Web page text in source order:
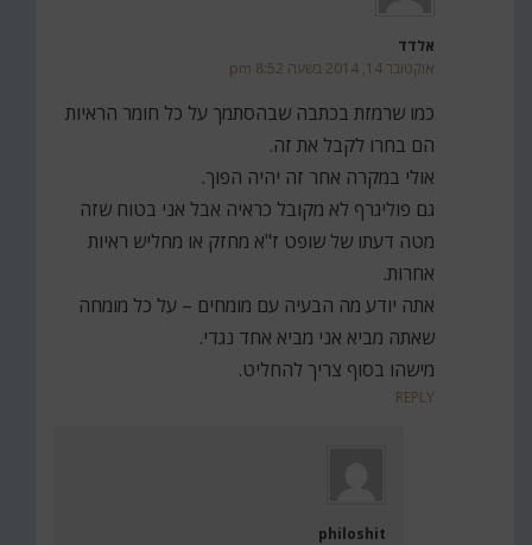
אלדד
אוקטובר 14, 2014 בשעה 8:52 pm
כמו שרמזת בכתבה שבהסתמך על כל חומר הראיות
הם בחרו לקבל את זה.
אולי במקרה אחר זה יהיה הפוך.
גם פוליגרף לא מקובל כראיה אבל אני בטוח שזה
מטה דעתו של שופט ז"א מחזק או מחליש ראיות
אחרות.
אתה יודע מה הבעיה עם מומחים – על כל מומחה
שאתה מביא אני מביא אחד נגדי.
מישהו בסוף צריך להחליט.
REPLY
philoshit